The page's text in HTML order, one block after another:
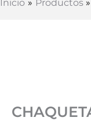
Inicio Productos